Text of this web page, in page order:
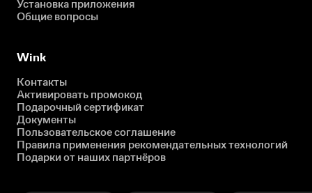
Установка приложения
Общие вопросы
Wink
Контакты
Активировать промокод
Подарочный сертификат
Документы
Пользовательское соглашение
Правила применения рекомендательных технологий
Подарки от наших партнёров